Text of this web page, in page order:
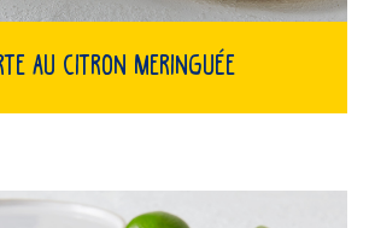
au citron meringuée